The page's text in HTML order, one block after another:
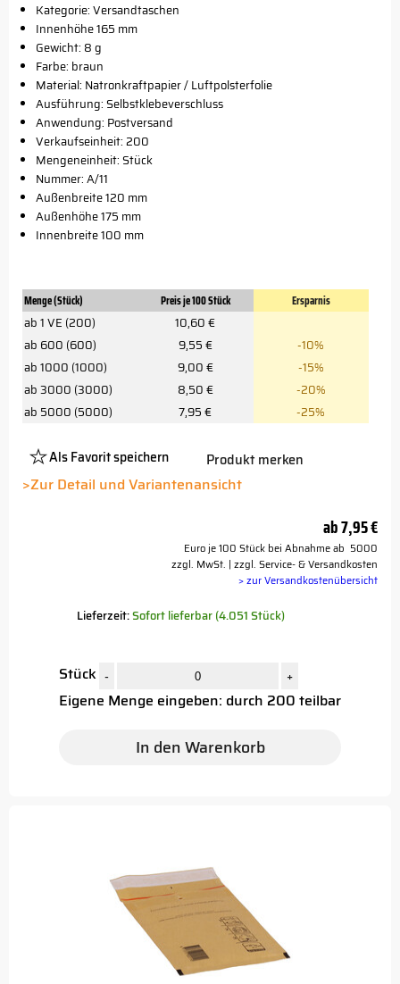
Kategorie: Versandtaschen
Innenhöhe 165 mm
Gewicht: 8 g
Farbe: braun
Material: Natronkraftpapier / Luftpolsterfolie
Ausführung: Selbstklebeverschluss
Anwendung: Postversand
Verkaufseinheit: 200
Mengeneinheit: Stück
Nummer: A/11
Außenbreite 120 mm
Außenhöhe 175 mm
Innenbreite 100 mm
Menge (Stück) Preis je 100 Stück
Ersparnis
ab 1 VE (200)
10,60 €
ab 600 (600)
9,55 €
-10%
ab 1000 (1000)
9,00 €
-15%
ab 3000 (3000)
8,50 €
-20%
ab 5000 (5000)
7,95 € -25%
Als Favorit speichern
Platzhalter
Button
Produkt merken
>Zur Detail und Variantenansicht
ab7,95 €
Euro je 100 Stück bei Abnahme ab 5000
zzgl. MwSt. | zzgl. Service- & Versandkosten
> zur Versandkostenübersicht
Lieferzeit:Sofort lieferbar (4.051 Stück)
Stück - +
Eigene Menge eingeben: durch 200 teilbar
In den Warenkorb